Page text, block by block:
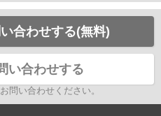
合わせする(無料)
い合わせする
問い合わせください。